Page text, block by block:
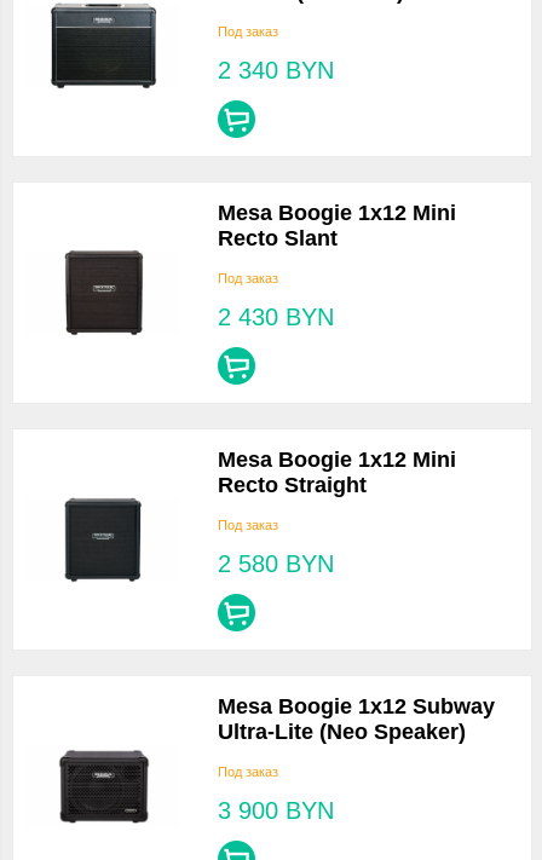
Под заказ
2 340 BYN
Mesa Boogie 1x12 Mini
Recto Slant
Под заказ
2 430 BYN
Mesa Boogie 1x12 Mini
Recto Straight
Под заказ
2 580 BYN
Mesa Boogie 1x12 Subway
Ultra-Lite (Neo Speaker)
Под заказ
3 900 BYN